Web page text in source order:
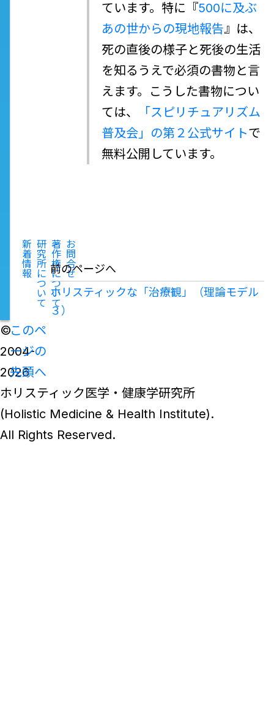
新
着
情
報
研
究
所
に
つ
い
て
著
作
権
に
つ
い
て
お
問
合
せ
ています。特に『500に及ぶ
あの世からの現地報告』は、
死の直後の様子と死後の生活
を知るうえで必須の書物と言
えます。こうした書物につい
ては、
「スピリチュアリズム
普及会」の第２公式サイトで
無料公開しています。
前のページへ
ホリスティックな「治療観」（理論モデル
３）
©
2004-
2026
ホリスティック医学・健康学研究所
(Holistic Medicine & Health Institute).
All Rights Reserved.
このペ
ージの
先頭へ